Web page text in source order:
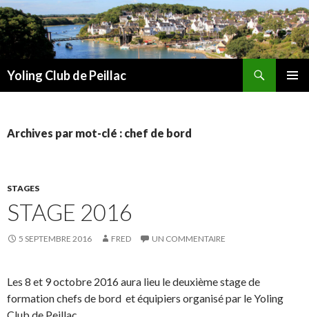
Yoling Club de Peillac
Archives par mot-clé : chef de bord
STAGES
STAGE 2016
5 SEPTEMBRE 2016 FRED UN COMMENTAIRE
Les 8 et 9 octobre 2016 aura lieu le deuxième stage de
formation chefs de bord et équipiers organisé par le Yoling